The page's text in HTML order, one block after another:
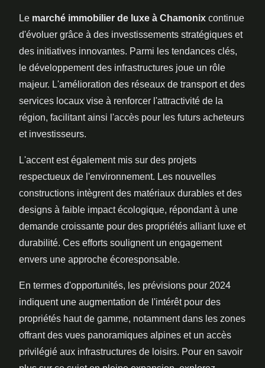
Le marché immobilier de luxe à Chamonix continue
d'évoluer grâce à des investissements stratégiques et
des initiatives innovantes. Parmi les tendances clés,
le développement des infrastructures joue un rôle
majeur. L'amélioration des réseaux de transport et des
services locaux vise à renforcer l'attractivité de la
région, facilitant ainsi l'accès pour les futurs acheteurs
et investisseurs.
L'accent est également mis sur des projets
respectueux de l'environnement. Les nouvelles
constructions intègrent des matériaux durables et des
designs à faible impact écologique, répondant à une
demande croissante pour des propriétés alliant luxe et
durabilité. Ces efforts soulignent un engagement
envers une approche écoresponsable.
En termes d'opportunités, les prévisions pour 2024
indiquent une augmentation de l'intérêt pour des
propriétés haut de gamme, notamment dans les zones
offrant des vues panoramiques alpines et un accès
privilégié aux infrastructures de loisirs. Pour en savoir